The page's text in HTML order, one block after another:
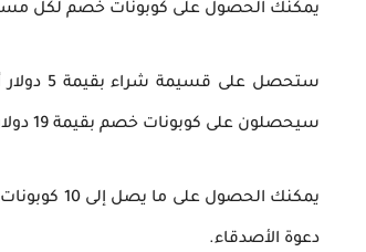
يمكنك الحصول على كوبونات خصم لكل
ستحصل
سيحصلون على كوبونات خصم بقيمة 19 دولار أمريكي.
دعوة الأصدقاء.